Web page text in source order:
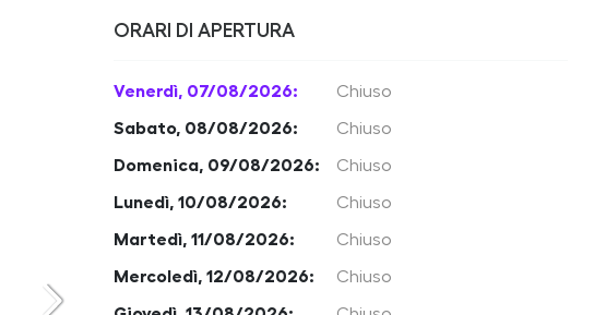
ORARI DI APERTURA
Venerdì, 07/08/2026: Chiuso
Sabato, 08/08/2026: Chiuso
Domenica, 09/08/2026: Chiuso
Lunedì, 10/08/2026: Chiuso
Martedì, 11/08/2026: Chiuso
Mercoledì, 12/08/2026: Chiuso